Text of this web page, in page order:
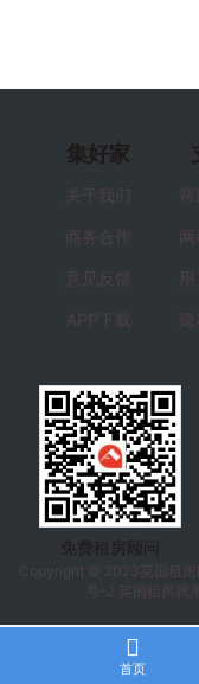
集好家
关于我们
商务合作
意见反馈
APP下载 隐
免费租房顾问
Copyright © 2023 英国租房
号-2 英国租房就
首页